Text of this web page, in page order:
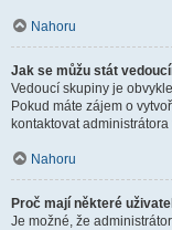
Nahoru
Jak se můžu stát
Vedoucí skupiny je
Pokud máte zájem o
kontaktovat
Nahoru
Proč mají některé
Je možné, že